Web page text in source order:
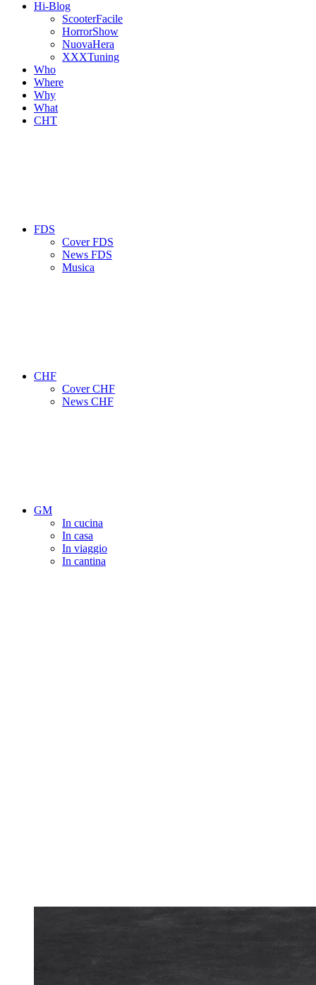
Hi-Blog
ScooterFacile
HorrorShow
NuovaHera
XXXTuning
Who
Where
Why
What
CHT
FDS
Cover FDS
News FDS
Musica
CHF
Cover CHF
News CHF
GM
In cucina
In casa
In viaggio
In cantina